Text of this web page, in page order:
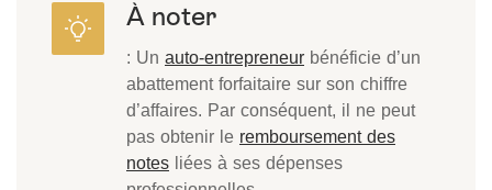
À noter
: Un auto-entrepreneur bénéficie d’un
abattement forfaitaire sur son chiffre
d’affaires. Par conséquent, il ne peut
pas obtenir le remboursement des
notes liées à ses dépenses